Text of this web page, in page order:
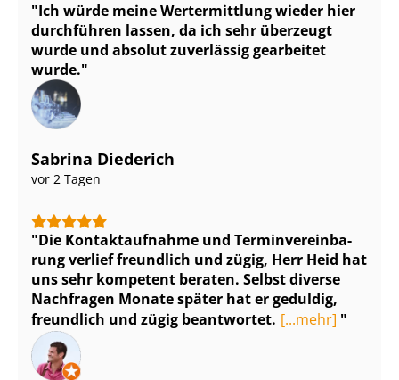
Ich würde meine Wertermittlung wieder hier
durchführen lassen, da ich sehr überzeugt
wurde und absolut zuverlässig gearbeitet
wurde.
Sabrina Diederich
vor 2 Tagen
Die Kontaktaufnahme und Ter­min­ver­ein­ba­
rung verlief freundlich und zügig, Herr Heid hat
uns sehr kompetent beraten. Selbst diverse
Nachfragen Monate später hat er geduldig,
freundlich und zügig beantwortet. [...mehr]